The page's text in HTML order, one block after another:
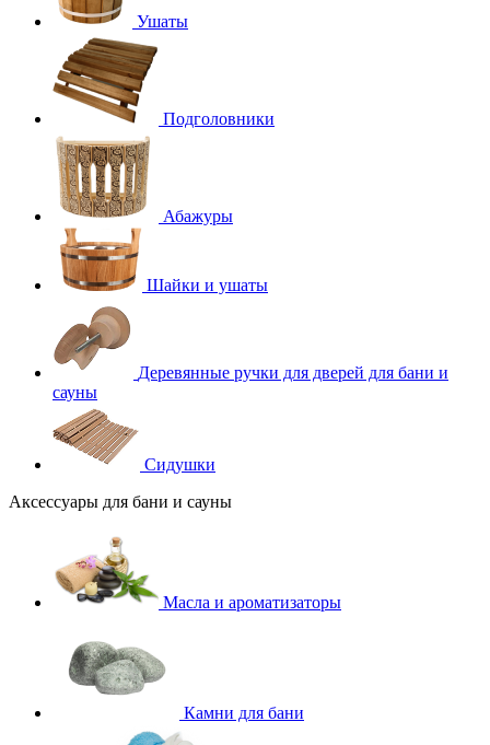
Ушаты
Подголовники
Абажуры
Шайки и ушаты
Деревянные ручки для дверей для бани и
сауны
Сидушки
Аксессуары для бани и сауны
Масла и ароматизаторы
Камни для бани